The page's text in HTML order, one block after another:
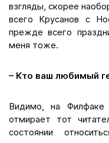
взгляды, скорее
всего Крусанов с
прежде всего
меня тоже.
– Кто ваш любимый
Видимо, на
отмирает тот
состоянии